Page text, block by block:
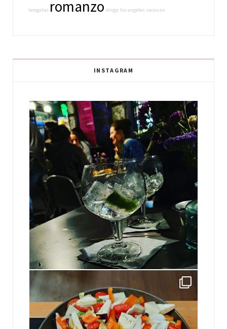
boogaloo romanzo droga los angeles vacanze
INSTAGRAM